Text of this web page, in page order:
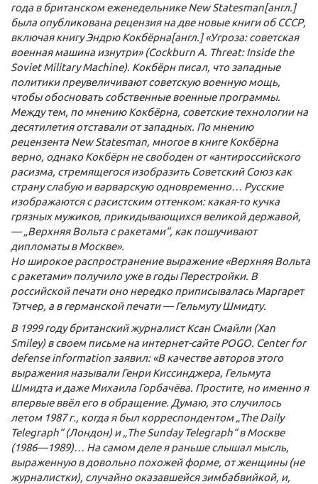
года в британском еженедельнике New Statesman[англ.]
была опубликована рецензия на две новые книги об СССР,
включая книгу Эндрю Кокбёрна[англ.] «Угроза: советская
военная машина изнутри» (Cockburn A. Threat: Inside the
Soviet Military Machine). Кокбёрн писал, что западные
политики преувеличивают советскую военную мощь,
чтобы обосновать собственные военные программы.
Между тем, по мнению Кокбёрна, советские технологии на
десятилетия отставали от западных. По мнению
рецензента New Statesman, многое в книге Кокбёрна
верно, однако Кокбёрн не свободен от «антироссийского
расизма, стремящегося изобразить Советский Союз как
страну слабую и варварскую одновременно… Русские
изображаются с расистским оттенком: какая-то кучка
грязных мужиков, прикидывающихся великой державой,
— „Верхняя Вольта с ракетами“, как пошучивают
дипломаты в Москве».
Но широкое распространение выражение «Верхняя Вольта
с ракетами» получило уже в годы Перестройки. В
российской печати оно нередко приписывалась Маргарет
Тэтчер, а в германской печати — Гельмуту Шмидту.
В 1999 году британский журналист Ксан Смайли (Xan
Smiley) в своем письме на интернет-сайте POGO. Center for
defense information заявил: «В качестве авторов этого
выражения называли Генри Киссинджера, Гельмута
Шмидта и даже Михаила Горбачёва. Простите, но именно я
впервые ввёл его в обращение. Думаю, это случилось
летом 1987 г., когда я был корреспондентом „The Daily
Telegraph“ (Лондон) и „The Sunday Telegraph“ в Москве
(1986—1989)… На самом деле я раньше слышал мысль,
выраженную в довольно похожей форме, от женщины (не
журналистки), случайно оказавшейся зимбабвийкой, и,